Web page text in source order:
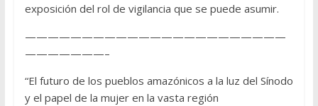
exposición del rol de vigilancia que se puede asumir.
———————————————————————
———————–
“El futuro de los pueblos amazónicos a la luz del Sínodo
y el papel de la mujer en la vasta región